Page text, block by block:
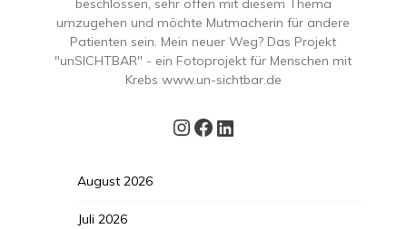
beschlossen, sehr offen mit diesem Thema
umzugehen und möchte Mutmacherin für andere
Patienten sein. Mein neuer Weg? Das Projekt
"unSICHTBAR" - ein Fotoprojekt für Menschen mit
Krebs www.un-sichtbar.de
Instagram
Facebook
LinkedIn
August 2026
Juli 2026